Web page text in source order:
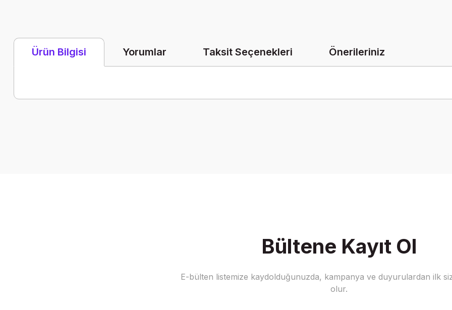
Ürün Bilgisi Yorumlar Taksit Seçenekleri Önerileriniz
Gönder
Bültene Kayıt Ol
E-bülten listemize kaydolduğunuzda, kampanya ve duyurulardan ilk
olur.